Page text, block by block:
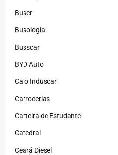
Buser
Busologia
Busscar
BYD Auto
Caio Induscar
Carrocerias
Carteira de Estudante
Catedral
Ceará Diesel